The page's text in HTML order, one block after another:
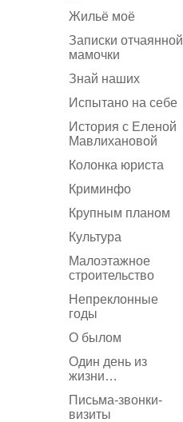
Жильё моё
Записки отчаянной
мамочки
Знай наших
Испытано на себе
История с Еленой
Мавлихановой
Колонка юриста
Криминфо
Крупным планом
Культура
Малоэтажное
строительство
Непреклонные
годы
О былом
Один день из
жизни…
Письма-звонки-
визиты